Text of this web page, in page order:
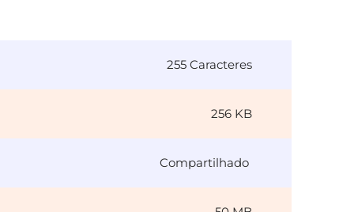
255 Caracteres
256 KB
Compartilhado